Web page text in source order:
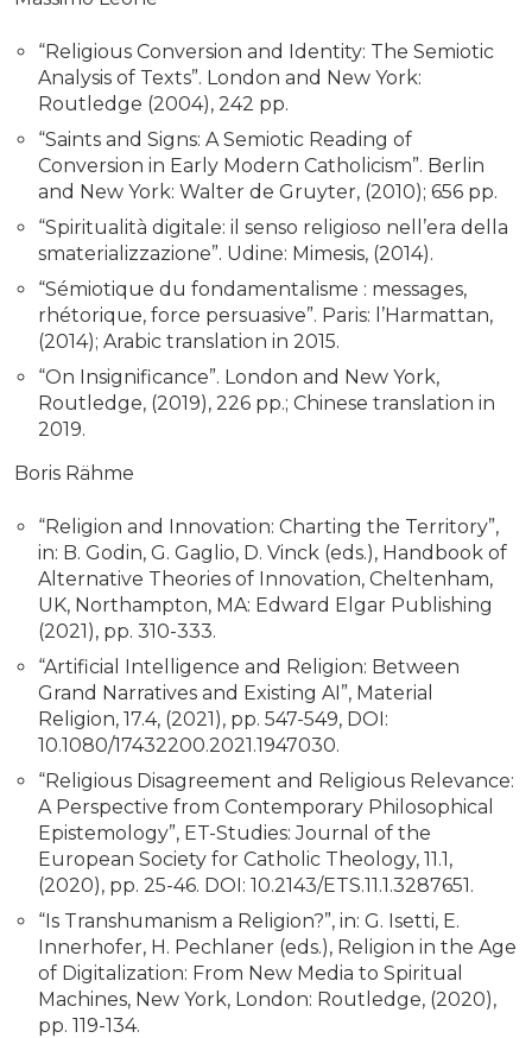
“Religious Conversion and Identity: The Semiotic
Analysis of Texts”. London and New York:
Routledge (2004), 242 pp.
“Saints and Signs: A Semiotic Reading of
Conversion in Early Modern Catholicism”. Berlin
and New York: Walter de Gruyter, (2010); 656 pp.
“Spiritualità digitale: il senso religioso nell’era della
smaterializzazione”. Udine: Mimesis, (2014).
“Sémiotique du fondamentalisme : messages,
rhétorique, force persuasive”. Paris: l’Harmattan,
(2014); Arabic translation in 2015.
“On Insignificance”. London and New York,
Routledge, (2019), 226 pp.; Chinese translation in
2019.
Boris Rähme
“Religion and Innovation: Charting the Territory”,
in: B. Godin, G. Gaglio, D. Vinck (eds.), Handbook of
Alternative Theories of Innovation, Cheltenham,
UK, Northampton, MA: Edward Elgar Publishing
(2021), pp. 310-333.
“Artificial Intelligence and Religion: Between
Grand Narratives and Existing AI”, Material
Religion, 17.4, (2021), pp. 547-549, DOI:
10.1080/17432200.2021.1947030.
“Religious Disagreement and Religious Relevance:
A Perspective from Contemporary Philosophical
Epistemology”, ET-Studies: Journal of the
European Society for Catholic Theology, 11.1,
(2020), pp. 25-46. DOI: 10.2143/ETS.11.1.3287651.
“Is Transhumanism a Religion?”, in: G. Isetti, E.
Innerhofer, H. Pechlaner (eds.), Religion in the Age
of Digitalization: From New Media to Spiritual
Machines, New York, London: Routledge, (2020),
pp. 119-134.